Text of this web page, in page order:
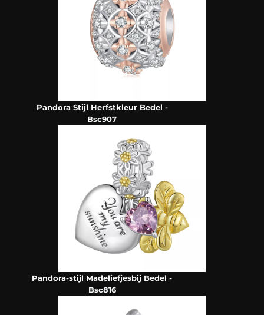
Pandora Stijl Herfstkleur Bedel -
Bsc907
Pandora-stijl Madeliefjesbij Bedel -
Bsc816